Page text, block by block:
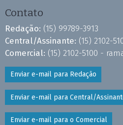
Contato
Redação: (15) 99789-3913
Central/Assinante: (15) 2102-
Comercial: (15) 2102-5100 -
Enviar e-mail para Redação
Enviar e-mail para Central/
Enviar e-mail para o Comercial